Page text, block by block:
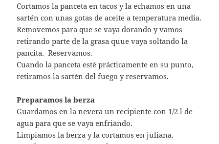
Cortamos la panceta en tacos y la echamos en una
sartén con unas gotas de aceite a temperatura media.
Removemos para que se vaya dorando y vamos
retirando parte de la grasa quue vaya soltando la
pancita. Reservamos.
Cuando la panceta esté prácticamente en su punto,
retiramos la sartén del fuego y reservamos.
Preparamos la berza
Guardamos en la nevera un recipiente con 1/2 l de
agua para que se vaya enfriando.
Limpiamos la berza y la cortamos en juliana.